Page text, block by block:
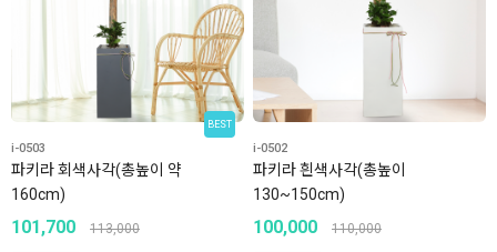
BEST
i-0503
파키라 회색사각(총높이 약
160cm)
101,700 113,000
i-0502
파키라 흰색사각(총높이
130~150cm)
100,000 110,000